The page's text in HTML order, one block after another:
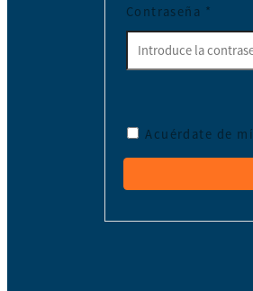
Contraseña *
Acuérdate de mí